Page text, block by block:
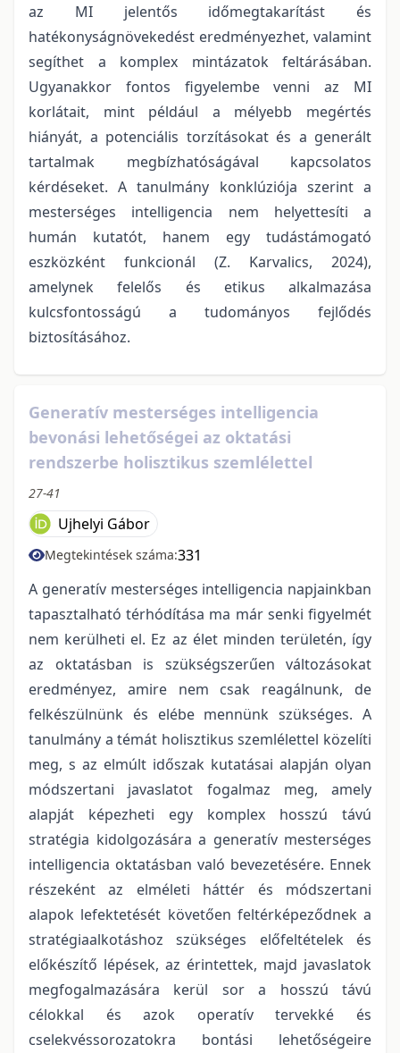
az MI jelentős időmegtakarítást és
hatékonyságnövekedést eredményezhet, valamint
segíthet a komplex mintázatok feltárásában.
Ugyanakkor fontos figyelembe venni az MI
korlátait, mint például a mélyebb megértés
hiányát, a potenciális torzításokat és a generált
tartalmak megbízhatóságával kapcsolatos
kérdéseket. A tanulmány konklúziója szerint a
mesterséges intelligencia nem helyettesíti a
humán kutatót, hanem egy tudástámogató
eszközként funkcionál (Z. Karvalics, 2024),
amelynek felelős és etikus alkalmazása
kulcsfontosságú a tudományos fejlődés
biztosításához.
Generatív mesterséges intelligencia
bevonási lehetőségei az oktatási
rendszerbe holisztikus szemlélettel
27-41
Ujhelyi Gábor
Megtekintések száma:331
A generatív mesterséges intelligencia napjainkban
tapasztalható térhódítása ma már senki figyelmét
nem kerülheti el. Ez az élet minden területén, így
az oktatásban is szükségszerűen változásokat
eredményez, amire nem csak reagálnunk, de
felkészülnünk és elébe mennünk szükséges. A
tanulmány a témát holisztikus szemlélettel közelíti
meg, s az elmúlt időszak kutatásai alapján olyan
módszertani javaslatot fogalmaz meg, amely
alapját képezheti egy komplex hosszú távú
stratégia kidolgozására a generatív mesterséges
intelligencia oktatásban való bevezetésére. Ennek
részeként az elméleti háttér és módszertani
alapok lefektetését követően feltérképeződnek a
stratégiaalkotáshoz szükséges előfeltételek és
előkészítő lépések, az érintettek, majd javaslatok
megfogalmazására kerül sor a hosszú távú
célokkal és azok operatív tervekké és
cselekvéssorozatokra bontási lehetőségeire